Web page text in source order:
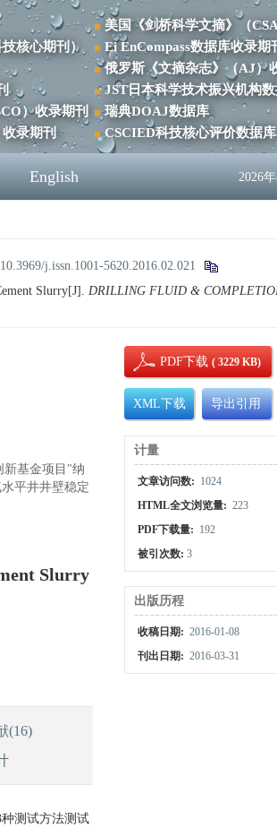
核心期刊）
）收录期刊
收录期刊
美国《剑桥科学文摘》（
Ei EnCompass数据库收录期
俄罗斯《文摘杂志》（AJ）
JST日本科学技术振兴机构
瑞典DOAJ数据库
CSCIED科技核心评价数据库
English 2026
10.3969/j.issn.1001-5620.2016.02.021
Slurry[J]. DRILLING FLUID &
新基金项目"纳
平井井壁稳定
Slurry
(16)
测试方法测试
PDF下载( 3229 KB)
XML下载 导出引用
计量
文章访问数: 1024
HTML全文浏览量: 223
PDF下载量: 192
被引次数:3
出版历程
收稿日期: 2016-01-08
刊出日期: 2016-03-31